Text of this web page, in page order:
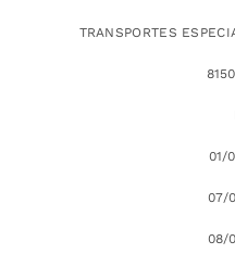
TRANSPORTES
01/
07/
08/